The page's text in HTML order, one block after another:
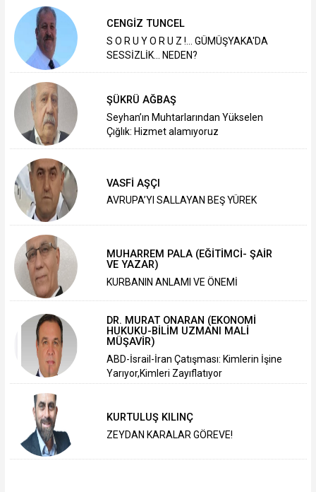
CENGİZ TUNCEL
S O R U Y O R U Z !... GÜMÜŞYAKA'DA
SESSİZLİK... NEDEN?
ŞÜKRÜ AĞBAŞ
Seyhan’ın Muhtarlarından Yükselen
Çığlık: Hizmet alamıyoruz
VASFİ AŞÇI
AVRUPA’YI SALLAYAN BEŞ YÜREK
MUHARREM PALA (EĞİTİMCİ- ŞAİR
VE YAZAR)
KURBANIN ANLAMI VE ÖNEMİ
DR. MURAT ONARAN (EKONOMİ
HUKUKU-BİLİM UZMANI MALİ
MÜŞAVİR)
ABD-İsrail-İran Çatışması: Kimlerin İşine
Yarıyor,Kimleri Zayıflatıyor
KURTULUŞ KILINÇ
ZEYDAN KARALAR GÖREVE!